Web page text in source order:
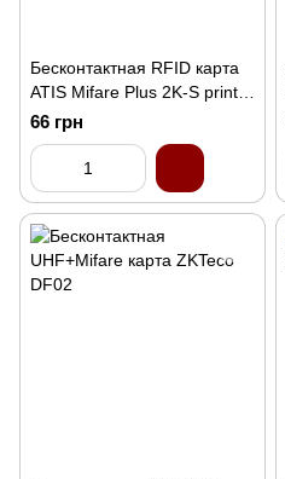
Бесконтактная RFID карта
ATIS Mifare Plus 2K-S print
под печать
66 грн